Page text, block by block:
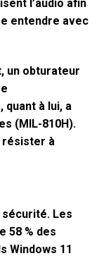
l’audio afin
entendre avec
un obturateur
à lui, a
(MIL-810H).
résister à
Les
58 % des
Windows 11